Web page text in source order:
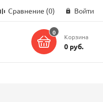
Сравнение (0) Войти
0
Корзина
0 руб.